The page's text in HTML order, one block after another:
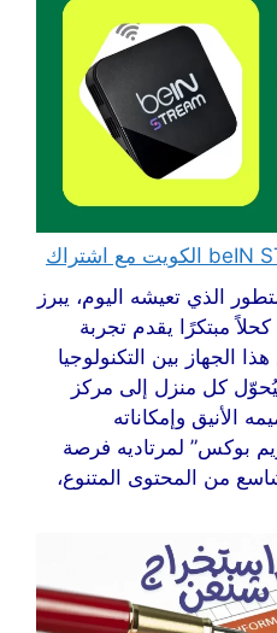
الذي تعيشه اليوم، يبرز
مبتكرًا يقدم تجربة
الجهاز بين التكنولوجيا
كل منزل إلى مركز
الأنيق وإمكاناته
بوكس” لمرتاديه فرصة
من المحتوى المتنوع،